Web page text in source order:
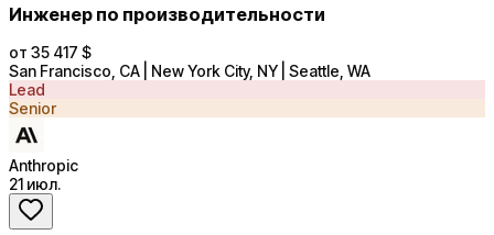
Инженер по производительности
от 35 417 $
San Francisco, CA | New York City, NY | Seattle, WA
Lead
Senior
Anthropic
21 июл.